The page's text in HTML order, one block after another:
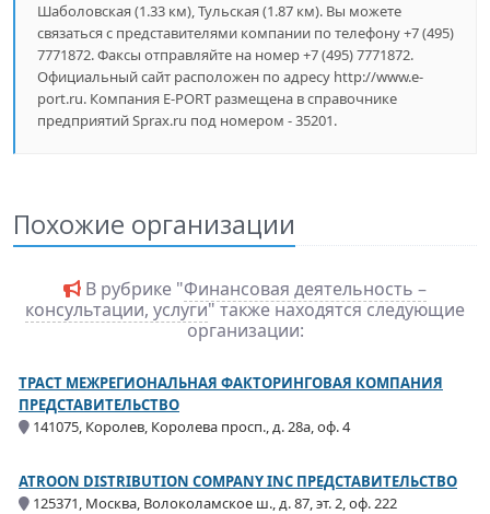
Шаболовская (1.33 км), Тульская (1.87 км). Вы можете
связаться с представителями компании по телефону +7 (495)
7771872. Факсы отправляйте на номер +7 (495) 7771872.
Официальный сайт расположен по адресу http://www.e-
port.ru. Компания E-PORT размещена в справочнике
предприятий Sprax.ru под номером - 35201.
Похожие организации
В рубрике "Финансовая деятельность –
консультации, услуги" также находятся следующие
организации:
ТРАСТ МЕЖРЕГИОНАЛЬНАЯ ФАКТОРИНГОВАЯ КОМПАНИЯ
ПРЕДСТАВИТЕЛЬСТВО
141075, Королев, Королева просп., д. 28а, оф. 4
ATROON DISTRIBUTION COMPANY INC ПРЕДСТАВИТЕЛЬСТВО
125371, Москва, Волоколамское ш., д. 87, эт. 2, оф. 222